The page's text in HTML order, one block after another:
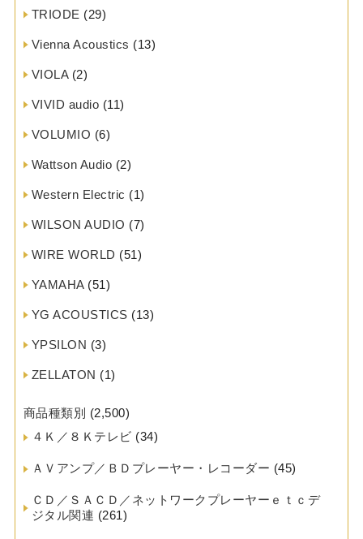
TRIODE (29)
Vienna Acoustics (13)
VIOLA(2)
VIVID audio (11)
VOLUMIO (6)
Wattson Audio (2)
Western Electric (1)
WILSON AUDIO (7)
WIRE WORLD (51)
YAMAHA(51)
YG ACOUSTICS (13)
YPSILON (3)
ZELLATON (1)
商品種類別 (2,500)
４Ｋ／８Ｋテレビ (34)
ＡＶアンプ／ＢＤプレーヤー・レコーダー (45)
ＣＤ／ＳＡＣＤ／ネットワークプレーヤーｅｔｃデ
ジタル関連 (261)